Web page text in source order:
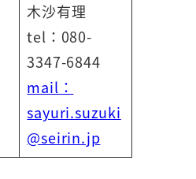
木沙有理
tel：080-
3347-6844
mail：
sayuri.suzuki
@seirin.jp